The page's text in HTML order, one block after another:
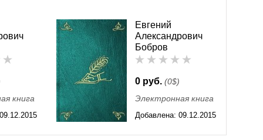
книга
09.12.2015
Евгений
Александрович
Бобров
0 руб. (0$)
Электронная книга
Добавлена: 09.12.2015